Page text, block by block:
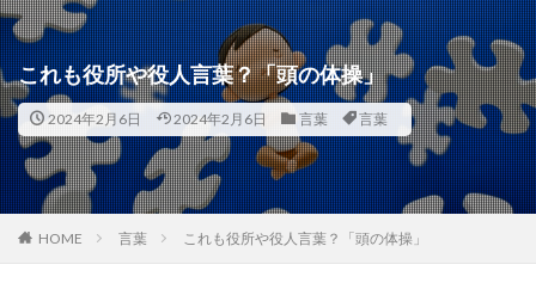
これも役所や役人言葉？「頭の体操」
2024年2月6日 2024年2月6日 言葉 言葉
HOME 言葉 これも役所や役人言葉？「頭の体操」